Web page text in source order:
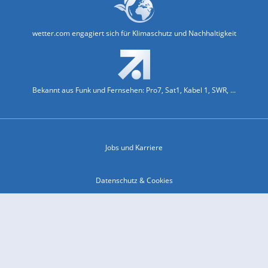
wetter.com engagiert sich für Klimaschutz und Nachhaltigkeit
Bekannt aus Funk und Fernsehen: Pro7, Sat1, Kabel 1, SWR, ...
Jobs und Karriere
Datenschutz & Cookies